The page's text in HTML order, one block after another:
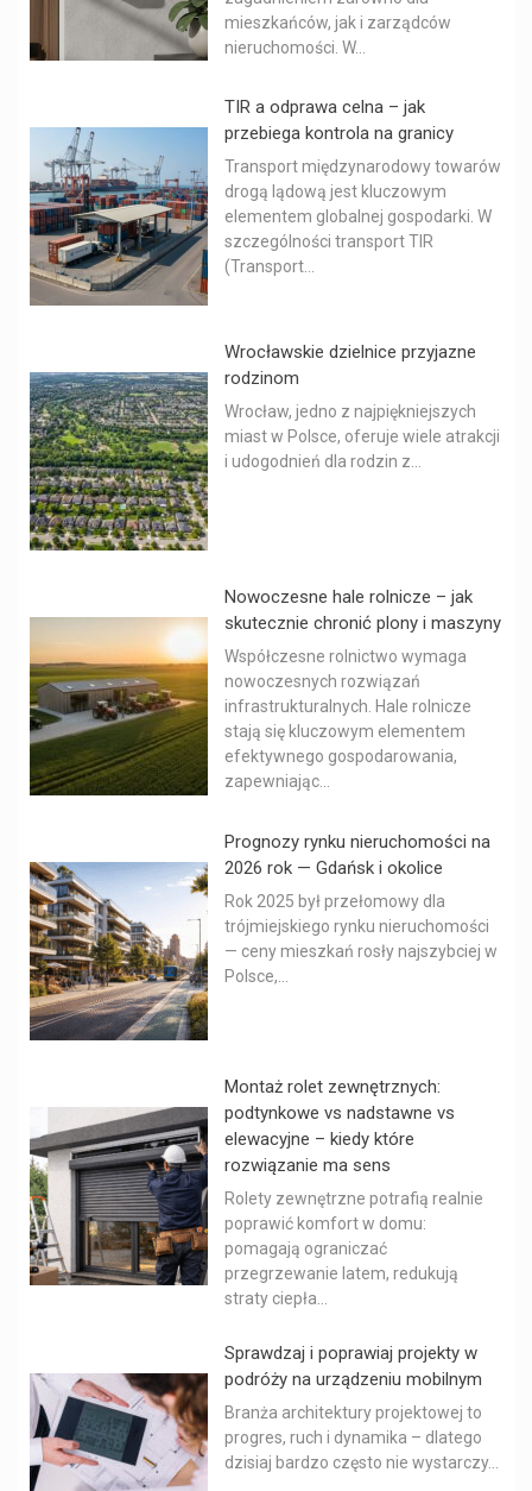
mieszkańców, jak i zarządców
nieruchomości. W...
TIR a odprawa celna – jak
przebiega kontrola na granicy
Transport międzynarodowy towarów
drogą lądową jest kluczowym
elementem globalnej gospodarki. W
szczególności transport TIR
(Transport...
Wrocławskie dzielnice przyjazne
rodzinom
Wrocław, jedno z najpiękniejszych
miast w Polsce, oferuje wiele atrakcji
i udogodnień dla rodzin z...
Nowoczesne hale rolnicze – jak
skutecznie chronić plony i maszyny
Współczesne rolnictwo wymaga
nowoczesnych rozwiązań
infrastrukturalnych. Hale rolnicze
stają się kluczowym elementem
efektywnego gospodarowania,
zapewniając...
Prognozy rynku nieruchomości na
2026 rok — Gdańsk i okolice
Rok 2025 był przełomowy dla
trójmiejskiego rynku nieruchomości
— ceny mieszkań rosły najszybciej w
Polsce,...
Montaż rolet zewnętrznych:
podtynkowe vs nadstawne vs
elewacyjne – kiedy które
rozwiązanie ma sens
Rolety zewnętrzne potrafią realnie
poprawić komfort w domu:
pomagają ograniczać
przegrzewanie latem, redukują
straty ciepła...
Sprawdzaj i poprawiaj projekty w
podróży na urządzeniu mobilnym
Branża architektury projektowej to
progres, ruch i dynamika – dlatego
dzisiaj bardzo często nie wystarczy...